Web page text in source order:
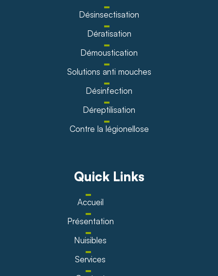
Désinsectisation
Dératisation
Démoustication
Solutions anti mouches
Désinfection
Déreptilisation
Contre la légionellose
Quick Links
Accueil
Présentation
Nuisibles
Services